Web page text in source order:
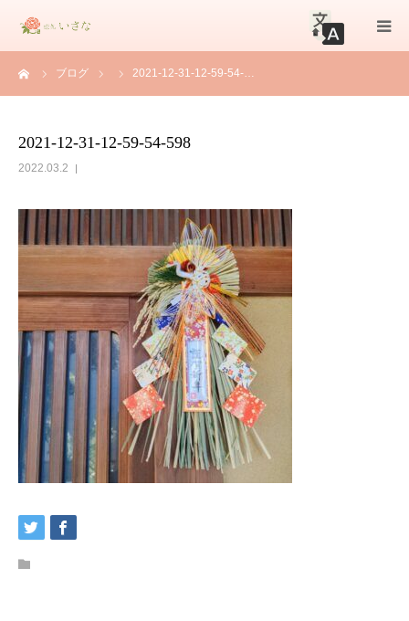
ブログ 2021-12-31-12-59-54-…
2021-12-31-12-59-54-598
2022.03.2
初めての方へ
お知らせ
お問合せ
WEB予約